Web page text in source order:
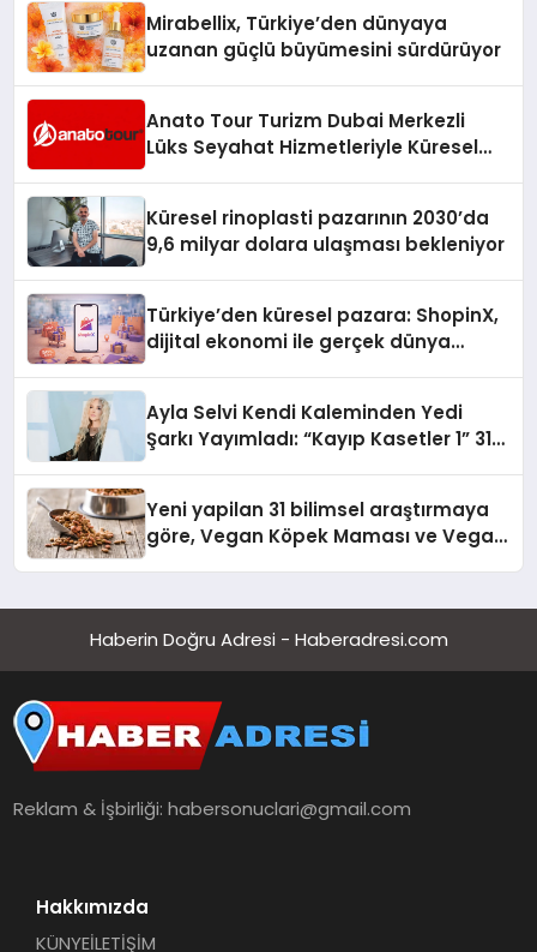
Mirabellix, Türkiye’den dünyaya
uzanan güçlü büyümesini sürdürüyor
Anato Tour Turizm Dubai Merkezli
Lüks Seyahat Hizmetleriyle Küresel
Küresel rinoplasti pazarının 2030’da
9,6 milyar dolara ulaşması bekleniyor
Türkiye’den küresel pazara: ShopinX,
dijital ekonomi ile gerçek dünya
Ayla Selvi Kendi Kaleminden Yedi
Şarkı Yayımladı: “Kayıp Kasetler 1” 31
Yeni yapilan 31 bilimsel araştırmaya
göre, Vegan Köpek Maması ve Vegan
Haberin Doğru Adresi - Haberadresi.com
Reklam & İşbirliği:habersonuclari@gmail.com
Hakkımızda
KÜNYEİLETİŞİM